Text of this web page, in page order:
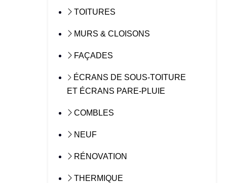
TOITURES
MURS & CLOISONS
FAÇADES
ÉCRANS DE SOUS-TOITURE
ET ÉCRANS PARE-PLUIE
COMBLES
NEUF
RÉNOVATION
THERMIQUE